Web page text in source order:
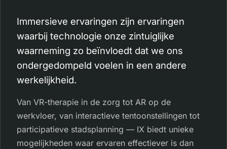
Immersieve ervaringen zijn ervaringen
waarbij technologie onze zintuiglijke
waarneming zo beïnvloedt dat we ons
ondergedompeld voelen in een andere
werkelijkheid.
Van VR-therapie in de zorg tot AR op de
werkvloer, van interactieve tentoonstellingen tot
participatieve stadsplanning — IX biedt unieke
mogelijkheden waar ervaren effectiever is dan